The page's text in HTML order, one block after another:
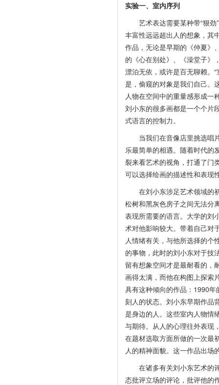
实验一、室内序列
艺术表达需要某种带“狠劲”
丰富性远远超出人的想象，其
作品，无论是早期的《仲夏》
的《心在别处》、《澡堂子》
漂泊无依，或许是百无聊赖。
是，偷窥的对象是我们自己。
人物在空间中的重量感形成一
刘小东的很多画都是一个个片
式语言的控制力。
当我们在音像店里挑选唱片
乐最简单的相遇。随着时代的
裂来看艺术的视角，打通了门
可以选择绘画的描述性和表现
在刘小东涉足艺术领域的初
松树和黑灰色房子之间无法分
表现所需要的语言。大学的刘
术对他影响较大。带着自己
人情绪有关，与他所选择的个
的事物，此时的刘小东对于技
留有想象空间才是最耐看的，
画得太满，而他在构图上探索
具有这种倾向的作品：1990
刻人的状态。刘小东早期作品
是身边的人。这些室内人物情
与期待。从人的心理往外表现
在题材选取方面所做的一次最
人的精神面貌。这一作品出场
在诸多有关刘小东艺术的评
态批评立场的评论，批评他的